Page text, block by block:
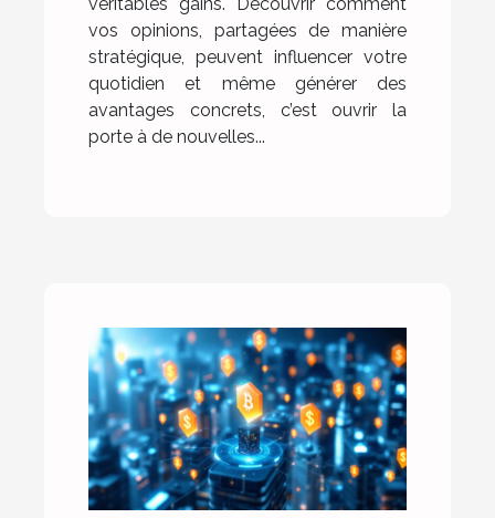
vos opinions, partagées de manière
stratégique, peuvent influencer votre
quotidien et même générer des
avantages concrets, c’est ouvrir la
porte à de nouvelles...